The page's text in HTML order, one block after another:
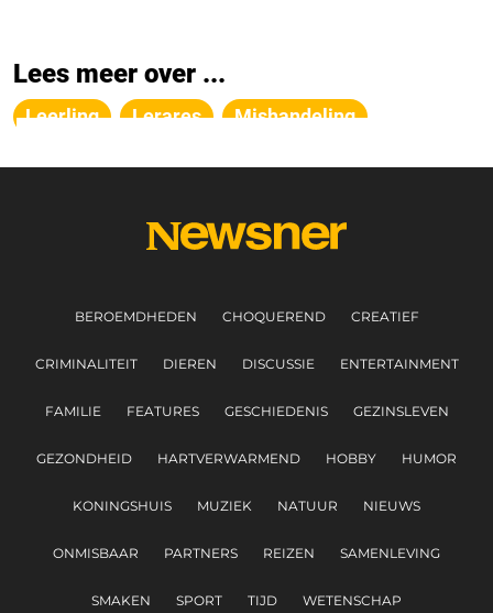
Lees meer over ...
Leerling Lerares Mishandeling
BEROEMDHEDEN CHOQUEREND CREATIEF
CRIMINALITEIT DIEREN DISCUSSIE ENTERTAINMENT
FAMILIE FEATURES GESCHIEDENIS GEZINSLEVEN
GEZONDHEID HARTVERWARMEND HOBBY HUMOR
KONINGSHUIS MUZIEK NATUUR NIEUWS
ONMISBAAR PARTNERS REIZEN SAMENLEVING
SMAKEN SPORT TIJD WETENSCHAP